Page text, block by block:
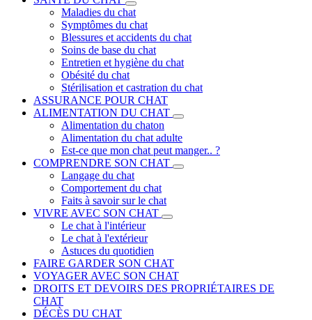
Maladies du chat
Symptômes du chat
Blessures et accidents du chat
Soins de base du chat
Entretien et hygiène du chat
Obésité du chat
Stérilisation et castration du chat
ASSURANCE POUR CHAT
ALIMENTATION DU CHAT
Alimentation du chaton
Alimentation du chat adulte
Est-ce que mon chat peut manger.. ?
COMPRENDRE SON CHAT
Langage du chat
Comportement du chat
Faits à savoir sur le chat
VIVRE AVEC SON CHAT
Le chat à l'intérieur
Le chat à l'extérieur
Astuces du quotidien
FAIRE GARDER SON CHAT
VOYAGER AVEC SON CHAT
DROITS ET DEVOIRS DES PROPRIÉTAIRES DE
CHAT
DÉCÈS DU CHAT